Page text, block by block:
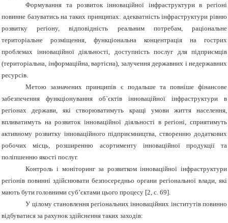
Формування та розвиток інноваційної інфраструктури в регіоні
повинне базуватись на таких принципах: адекватність інфраструктури рівню
розвитку регіону, відповідність реальним потребам, раціональне
територіальне розміщення, функціональна концентрація на гострих
проблемах інноваційної діяльності, доступність послуг для підприємців
(територіальна, інформаційна, вартісна), залучення державних і недержавних
ресурсів.
Метою зазначених принципів є подальше та повніше фінансове
забезпечення функціонування об`єктів інноваційної інфраструктури в
регіонах держави, які створюватимуть кращі умови життя населення,
впливатимуть на розвиток інноваційної діяльності в регіоні, сприятимуть
активному розвитку інноваційного підприємництва, створенню додаткових
робочих місць, розширенню асортименту інноваційної продукції та
поліпшенню якості послуг.
Контроль і моніторинг за розвитком інноваційної інфраструктури
регіонів повинні здійснювати безпосередньо органи регіональної влади, які
мають бути головними суб’єктами цього процесу [2, с. 69].
У цілому становлення регіональних інноваційних інститутів повинно
відбуватися за рахунок здійснення таких заходів: